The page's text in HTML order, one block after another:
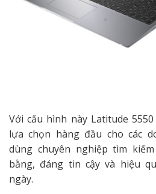
Với cấu hình này Latitude
lựa chọn hàng đầu cho các
dùng chuyên nghiệp tìm
bằng, đáng tin cậy và hiệu
ngày.